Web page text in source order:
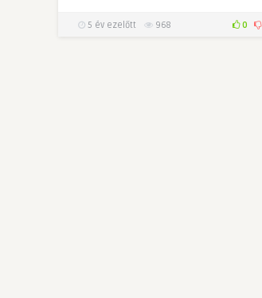
5 év ezelőtt 968 0